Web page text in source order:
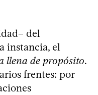
del
instancia, el
llena de propósito.
frentes: por